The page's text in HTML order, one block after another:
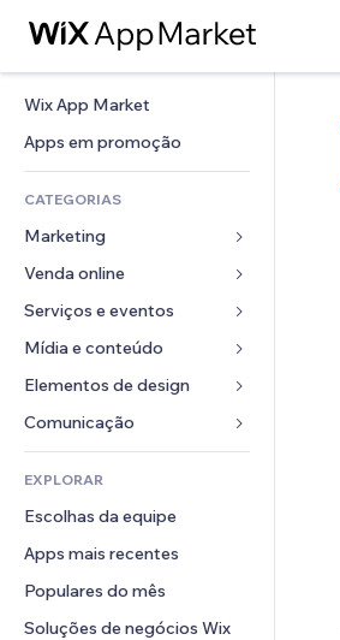
Wix App Market
Apps em promoção
CATEGORIAS
Marketing
Anúncios
Mobile
Análises
Listas do site
Email
Venda online
Apps para lojas
Frete e entrega
Botões de venda
Contabilidade
Cupons e fidelidade
Soluções de armazenamento
Serviços e eventos
Hotéis
Eventos
Restaurantes
Imobiliária
Meus agendamentos
Mídia e conteúdo
Galeria
Músicas
Podcasts
Fotografia
Vídeo
PDF
Compartilhamento de arquivos
Notícias
Elementos de design
Mapas e navegação
Privacidade e segurança
Relógio
Templates de página
Efeitos de imagem
Botões e menus
Banners e selos
Formulários
Enquetes
Chat
Comentários
Telefone
EXPLORAR
Escolhas da equipe
Apps mais recentes
Populares do mês
Soluções de negócios Wix